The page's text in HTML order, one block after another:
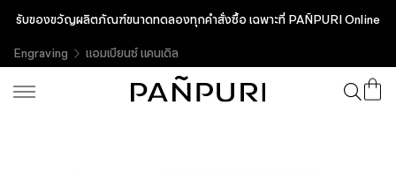
รับของขวัญผลิตภัณฑ์ขนาดทดลองทุกคำสั่งซื้อ เฉพาะที่ PAÑPURI Online
Engraving
แอมเบียนซ์ แคนเดิล